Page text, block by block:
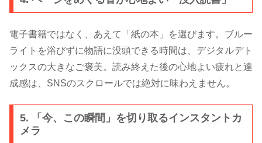
電子書籍ではなく、あえて「紙の本」を選びます。ブルー
ライトを浴びずに物語に没頭できる時間は、デジタルデト
ックスの大きなご褒美。読み終えた後の心地よい疲れと達
成感は、SNSのスクロールでは絶対に味わえません。
5. 「今、この瞬間」を切り取るインスタントカ
メラ